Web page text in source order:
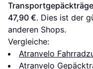
47,90 €. Dies ist der
anderen Shops.
Vergleiche:
Atranvelo
Atranvelo